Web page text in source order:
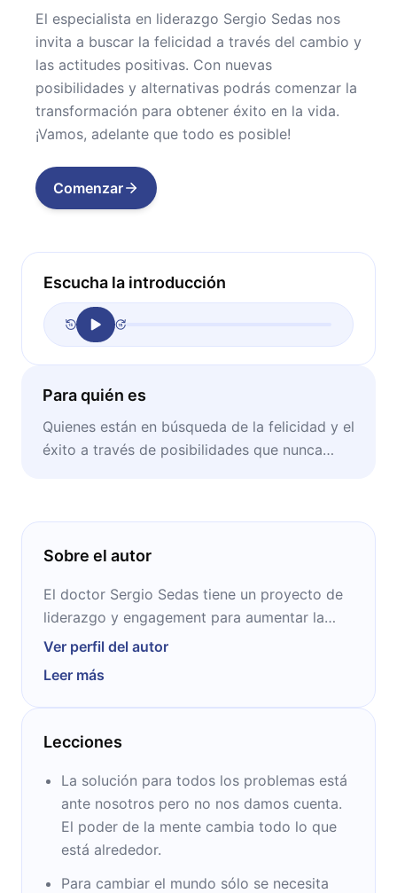
El especialista en liderazgo Sergio Sedas nos
invita a buscar la felicidad a través del cambio y
las actitudes positivas. Con nuevas
posibilidades y alternativas podrás comenzar la
transformación para obtener éxito en la vida.
¡Vamos, adelante que todo es posible!
Comenzar
Escucha la introducción
Para quién es
Quienes están en búsqueda de la felicidad y el
éxito a través de posibilidades que nunca
Sobre el autor
El doctor Sergio Sedas tiene un proyecto de
liderazgo y engagement para aumentar la
productividad y rendimiento de empresas. Ha
100 y Fortune 500. Además escribió dos
libros sobre liderazgo, posicionándose los
dos como el #1 en Amazon Estados Unidos
Ver perfil del autor
Leer más
Lecciones
La solución para todos los problemas está
ante nosotros pero no nos damos cuenta.
El poder de la mente cambia todo lo que
está alrededor.
Para cambiar el mundo sólo se necesita